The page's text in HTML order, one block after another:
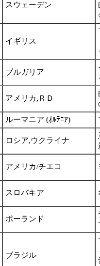
スウェーデン
イギリス
ブルガリア
アメリカ,ＲＤ
ルーマニア (ｵﾙﾃﾆｱ)
ロシア,ウクライナ
アメリカ/チエコ
スロバキア
ポーランド
ブラジル